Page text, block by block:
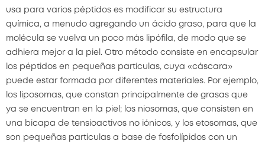
usa para varios péptidos es modificar su estructura
química, a menudo agregando un ácido graso, para que la
molécula se vuelva un poco más lipófila, de modo que se
adhiera mejor a la piel. Otro método consiste en encapsular
los péptidos en pequeñas partículas, cuya «cáscara»
puede estar formada por diferentes materiales. Por ejemplo,
los liposomas, que constan principalmente de grasas que
ya se encuentran en la piel; los niosomas, que consisten en
una bicapa de tensioactivos no iónicos, y los etosomas, que
son pequeñas partículas a base de fosfolípidos con un